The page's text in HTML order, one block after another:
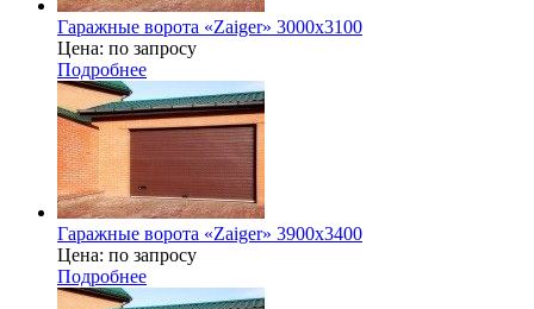
Гаражные ворота «Zaiger» 3000x3100
Цена: по запросу
Подробнее
Гаражные ворота «Zaiger» 3900х3400
Цена: по запросу
Подробнее